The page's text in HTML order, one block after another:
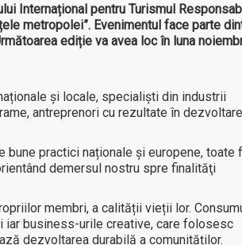
Internațional pentru Turismul
metropolei”. Evenimentul face parte
ediție va avea loc în luna
și locale, specialiști din industrii
antreprenori cu rezultate în
practici naționale și europene, toate
demersul nostru spre finalităţi
membri, a calității vieții lor.
iar business-urile creative, care folosesc
dezvoltarea durabilă a comunităților.